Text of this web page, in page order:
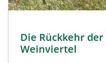
Naturmagazin: Die
Die Rückkehr der
Weinviertel